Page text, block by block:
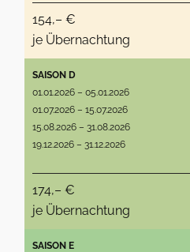
154,– €
je Übernachtung
SAISON D
01.01.2026 – 05.01.2026
01.07.2026 – 15.07.2026
15.08.2026 – 31.08.2026
19.12.2026 – 31.12.2026
174,– €
je Übernachtung
SAISON E